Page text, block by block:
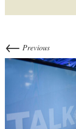
← Previous